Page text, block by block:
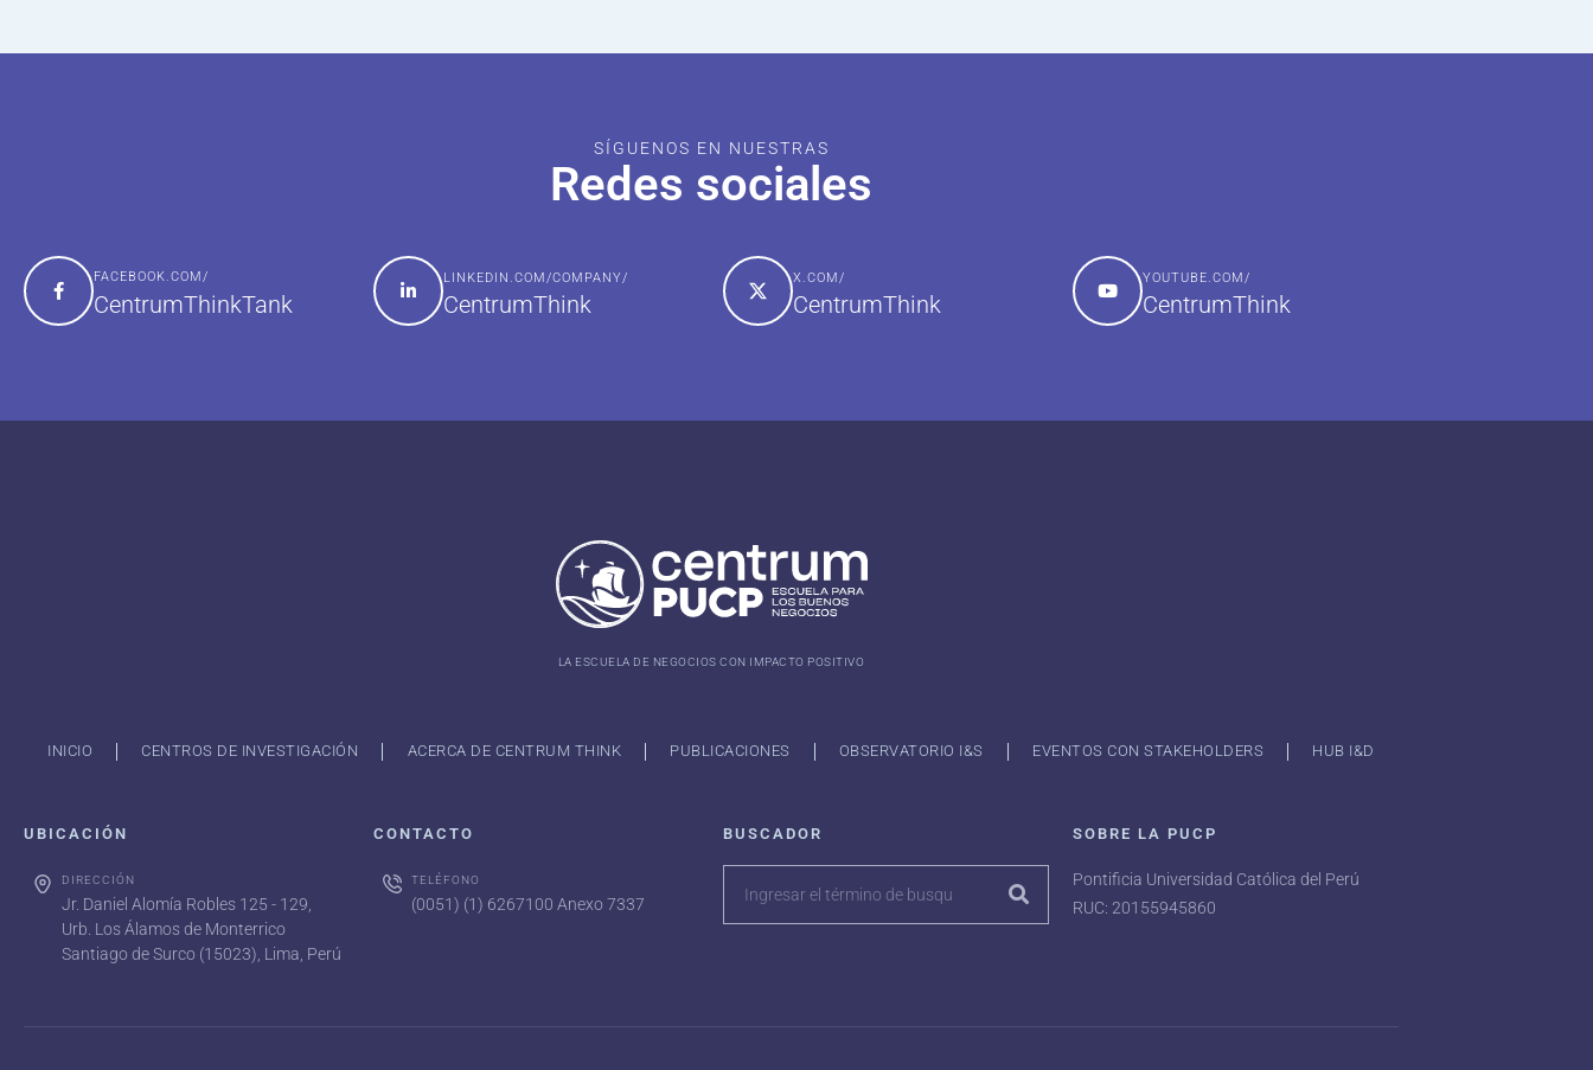
SÍGUENOS EN NUESTRAS
Redes sociales
FACEBOOK.COM/
CentrumThinkTank
LINKEDIN.COM/COMPANY/
CentrumThink
X.COM/
CentrumThink
YOUTUBE.COM/
CentrumThink
LA ESCUELA DE NEGOCIOS CON IMPACTO POSITIVO
INICIO CENTROS DE INVESTIGACIÓN ACERCA DE CENTRUM THINK PUBLICACIONES OBSERVATORIO I&S EVENTOS CON STAKEHOLDERS HUB I&D
UBICACIÓN
DIRECCIÓN
Jr. Daniel Alomía Robles 125 - 129,
Urb. Los Álamos de Monterrico
Santiago de Surco (15023), Lima, Perú
CONTACTO
TELÉFONO
(0051) (1) 6267100 Anexo 7337
BUSCADOR SOBRE LA PUCP
Pontificia Universidad Católica del Perú
RUC: 20155945860